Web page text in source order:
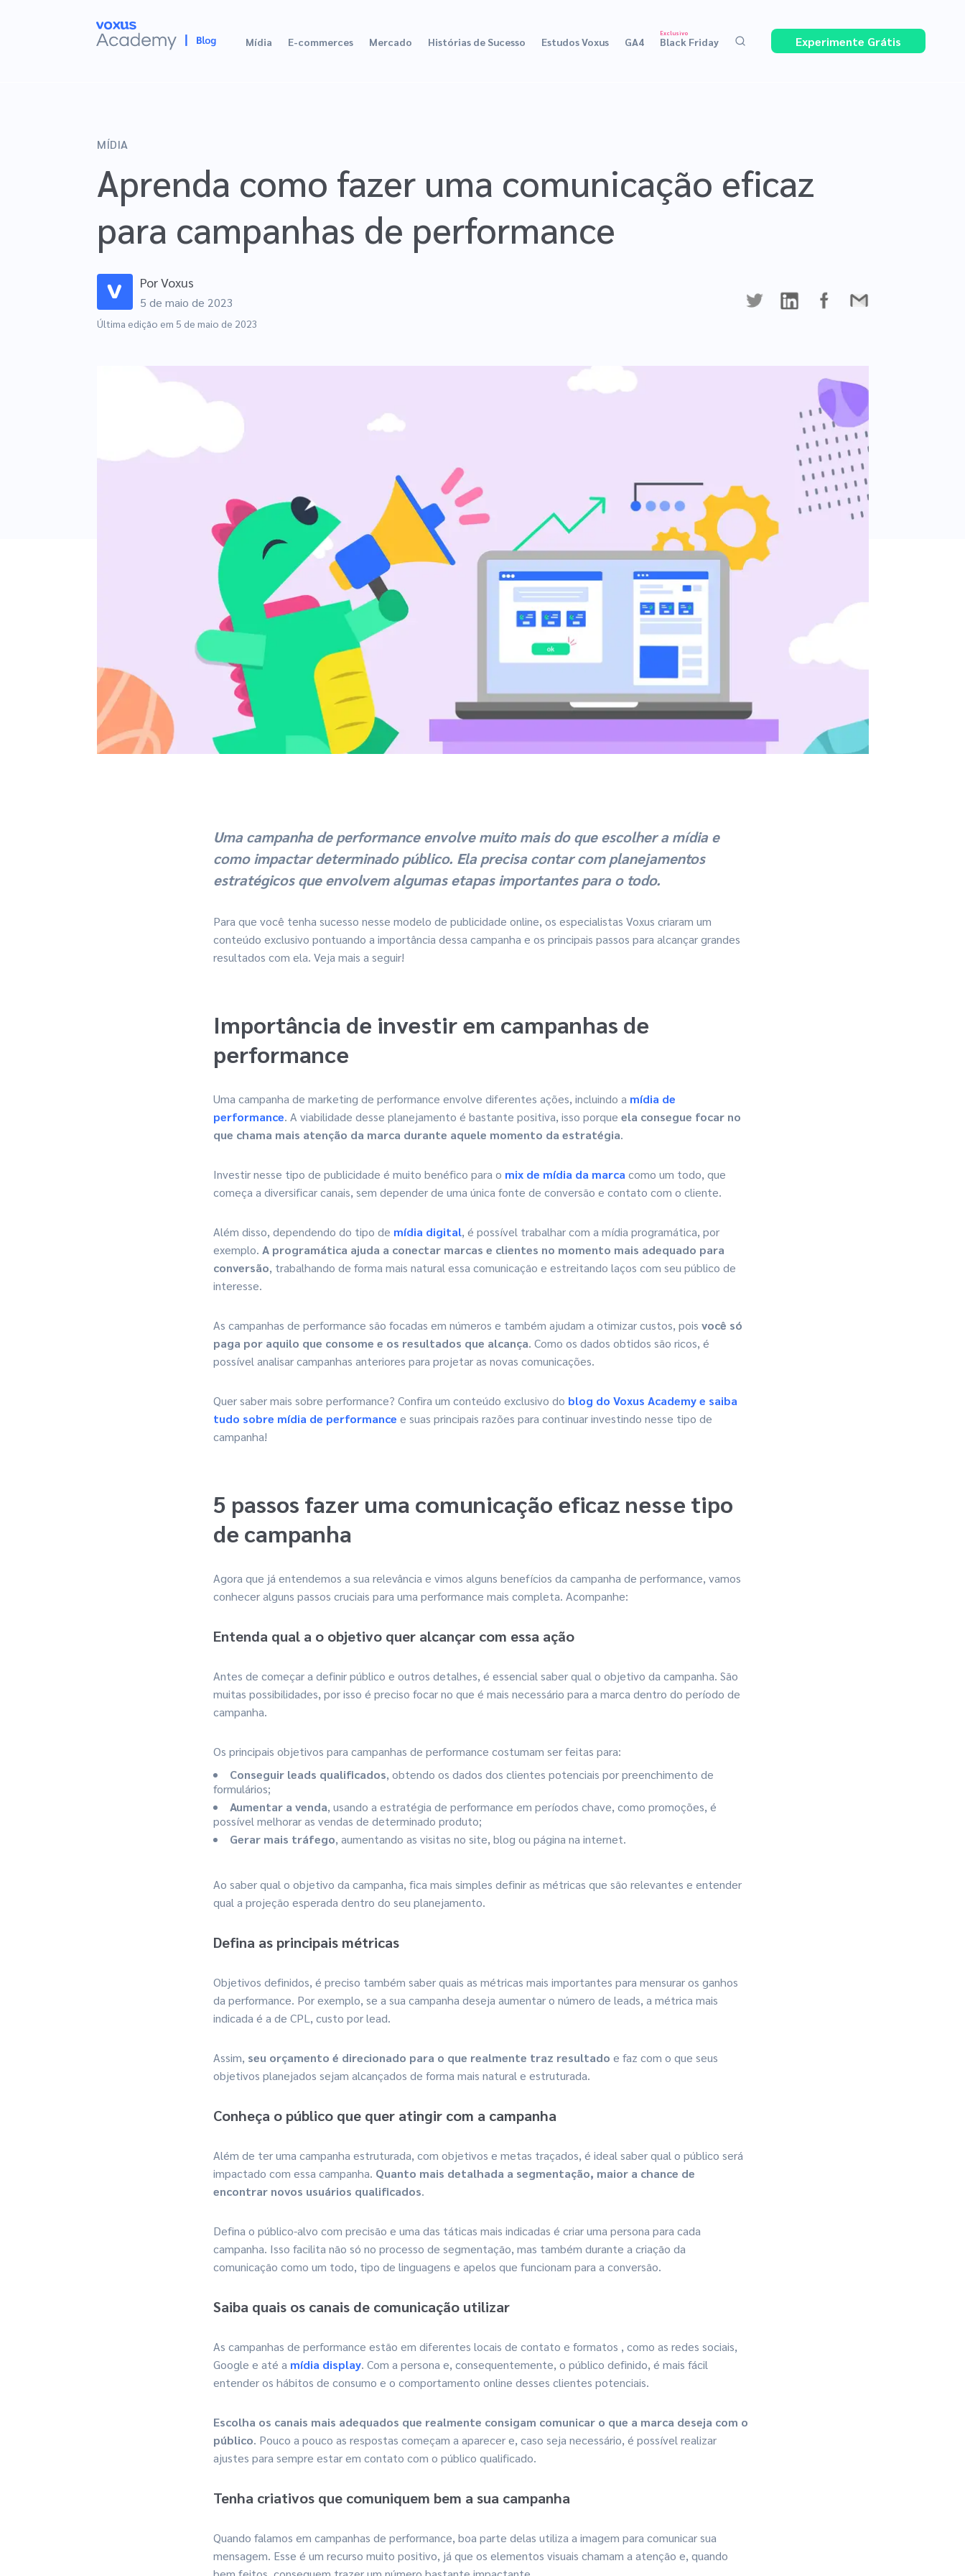
Mídia E-commerces Mercado Histórias de Sucesso Estudos Voxus GA4
Exclusivo
Black Friday Experimente Grátis
MÍDIA
Aprenda como fazer uma comunicação eficaz
para campanhas de performance
PorVoxus
5 de maio de 2023
Última edição em 5 de maio de 2023
Uma campanha de performance envolve muito mais do que escolher a mídia e
como impactar determinado público. Ela precisa contar com planejamentos
estratégicos que envolvem algumas etapas importantes para o todo.
Para que você tenha sucesso nesse modelo de publicidade online, os especialistas Voxus criaram um
conteúdo exclusivo pontuando a importância dessa campanha e os principais passos para alcançar grandes
resultados com ela. Veja mais a seguir!
Importância de investir em campanhas de
performance
Uma campanha de marketing de performance envolve diferentes ações, incluindo a mídia de
performance. A viabilidade desse planejamento é bastante positiva, isso porque ela consegue focar no
que chama mais atenção da marca durante aquele momento da estratégia.
Investir nesse tipo de publicidade é muito benéfico para o mix de mídia da marca como um todo, que
começa a diversificar canais, sem depender de uma única fonte de conversão e contato com o cliente.
Além disso, dependendo do tipo de mídia digital, é possível trabalhar com a mídia programática, por
exemplo. A programática ajuda a conectar marcas e clientes no momento mais adequado para
conversão, trabalhando de forma mais natural essa comunicação e estreitando laços com seu público de
interesse.
As campanhas de performance são focadas em números e também ajudam a otimizar custos, pois você só
paga por aquilo que consome e os resultados que alcança. Como os dados obtidos são ricos, é
possível analisar campanhas anteriores para projetar as novas comunicações.
Quer saber mais sobre performance? Confira um conteúdo exclusivo do blog do Voxus Academy e saiba
tudo sobre mídia de performance e suas principais razões para continuar investindo nesse tipo de
campanha!
5 passos fazer uma comunicação eficaz nesse tipo
de campanha
Agora que já entendemos a sua relevância e vimos alguns benefícios da campanha de performance, vamos
conhecer alguns passos cruciais para uma performance mais completa. Acompanhe:
Entenda qual a o objetivo quer alcançar com essa ação
Antes de começar a definir público e outros detalhes, é essencial saber qual o objetivo da campanha. São
muitas possibilidades, por isso é preciso focar no que é mais necessário para a marca dentro do período de
campanha.
Os principais objetivos para campanhas de performance costumam ser feitas para:
Conseguir leads qualificados, obtendo os dados dos clientes potenciais por preenchimento de
formulários;
Aumentar a venda, usando a estratégia de performance em períodos chave, como promoções, é
possível melhorar as vendas de determinado produto;
Gerar mais tráfego, aumentando as visitas no site, blog ou página na internet.
Ao saber qual o objetivo da campanha, fica mais simples definir as métricas que são relevantes e entender
qual a projeção esperada dentro do seu planejamento.
Defina as principais métricas
Objetivos definidos, é preciso também saber quais as métricas mais importantes para mensurar os ganhos
da performance. Por exemplo, se a sua campanha deseja aumentar o número de leads, a métrica mais
indicada é a de CPL, custo por lead.
Assim, seu orçamento é direcionado para o que realmente traz resultado e faz com o que seus
objetivos planejados sejam alcançados de forma mais natural e estruturada.
Conheça o público que quer atingir com a campanha
Além de ter uma campanha estruturada, com objetivos e metas traçados, é ideal saber qual o público será
impactado com essa campanha. Quanto mais detalhada a segmentação, maior a chance de
encontrar novos usuários qualificados.
Defina o público-alvo com precisão e uma das táticas mais indicadas é criar uma persona para cada
campanha. Isso facilita não só no processo de segmentação, mas também durante a criação da
comunicação como um todo, tipo de linguagens e apelos que funcionam para a conversão.
Saiba quais os canais de comunicação utilizar
As campanhas de performance estão em diferentes locais de contato e formatos , como as redes sociais,
Google e até a mídia display. Com a persona e, consequentemente, o público definido, é mais fácil
entender os hábitos de consumo e o comportamento online desses clientes potenciais.
Escolha os canais mais adequados que realmente consigam comunicar o que a marca deseja com o
público. Pouco a pouco as respostas começam a aparecer e, caso seja necessário, é possível realizar
ajustes para sempre estar em contato com o público qualificado.
Tenha criativos que comuniquem bem a sua campanha
Quando falamos em campanhas de performance, boa parte delas utiliza a imagem para comunicar sua
mensagem. Esse é um recurso muito positivo, já que os elementos visuais chamam a atenção e, quando